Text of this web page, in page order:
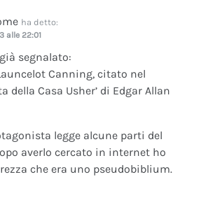
ha detto:
alle 22:01
segnalato:
Canning, citato nel
della Casa Usher’ di Edgar Allan
legge alcune parti del
averlo cercato in internet ho
che era uno pseudobiblium.